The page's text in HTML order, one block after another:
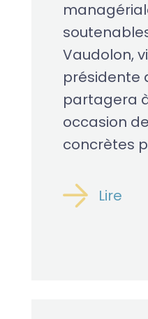
Vaudolon,
présidente
partagera
occasion
concrètes
Lire